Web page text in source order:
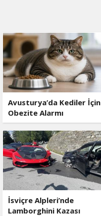
Avusturya’da Kediler İçin
Obezite Alarmı
İsviçre Alpleri’nde
Lamborghini Kazası